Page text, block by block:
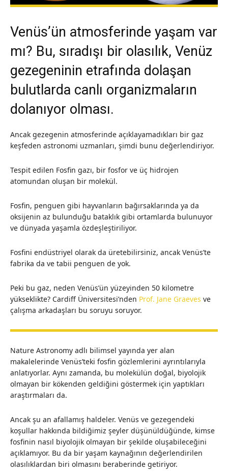
Venüs’ün atmosferinde yaşam var
mı? Bu, sıradışı bir olasılık, Venüz
gezegeninin etrafında dolaşan
bulutlarda canlı organizmaların
dolanıyor olması.
Ancak gezegenin atmosferinde açıklayamadıkları bir gaz
keşfeden astronomi uzmanları, şimdi bunu değerlendiriyor.
Tespit edilen Fosfin gazı, bir fosfor ve üç hidrojen
atomundan oluşan bir molekül.
Fosfin, penguen gibi hayvanların bağırsaklarında ya da
oksijenin az bulunduğu bataklık gibi ortamlarda bulunuyor
ve dünyada yaşamla özdeşleştiriliyor.
Fosfini endüstriyel olarak da üretebilirsiniz, ancak Venüs’te
fabrika da ve tabii penguen de yok.
Peki bu gaz, neden Venüs’ün yüzeyinden 50 kilometre
yükseklikte? Cardiff Üniversitesi’nden Prof. Jane Graeves ve
çalışma arkadaşları bu soruyu soruyor.
Nature Astronomy adlı bilimsel yayında yer alan
makalelerinde Venüs’teki fosfin gözlemlerini ayrıntılarıyla
anlatıyorlar. Aynı zamanda, bu molekülün doğal, biyolojik
olmayan bir kökenden geldiğini göstermek için yaptıkları
araştırmaları da.
Ancak şu an afallamış haldeler. Venüs ve gezegendeki
koşullar hakkında bildiğimiz şeyler düşünüldüğünde, kimse
fosfinin nasıl biyolojik olmayan bir şekilde oluşabileceğini
açıklamıyor. Bu da bir yaşam kaynağının değerlendirilen
olasılıklardan biri olmasını beraberinde getiriyor.